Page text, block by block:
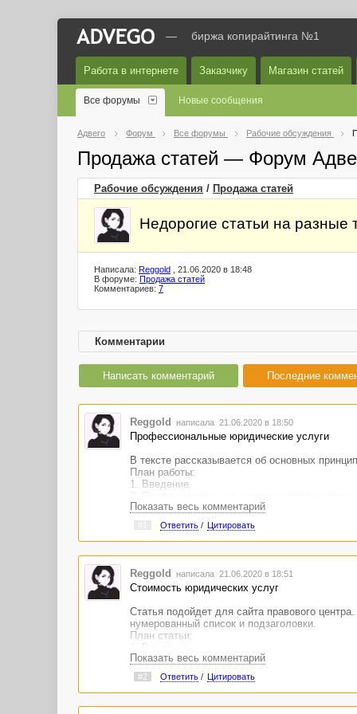
— биржа копирайтинга №1
Работа в интернете Заказчику Магазин статей
Все форумы Новые сообщения
Адвего Форум Все форумы Рабочие обсуждения
Продажа статей — Форум
Рабочие обсуждения / Продажа статей
Недорогие статьи на разные
Написала: Reggold , 21.06.2020 в 18:48
В форуме: Продажа статей
Комментариев: 7
Комментарии
Написать комментарий Последние
Reggold написала 21.06.2020 в 18:50
Профессиональные юридические услуги
В тексте рассказывается об основных
План работы:
1. Введение.
3. Юридические услуги: помощь специалистов.
4. Основные правила оказания юридических
5. Комплексные юридические услуги
Статья подойдет для сайта или блога
компанию.
https://advego.com/shop/text/p...ridicheskie-
Показать весь комментарий
Ответить/ Цитировать
Reggold написала 21.06.2020 в 18:51
Стоимость юридических услуг
Статья подойдет для сайта правового
нумерованный список и подзаголовки.
План статьи:
2. Из чего складываются цены на юридические
3. Типовой прайс юридических услуг.
4. Стоимость юридических услуг: прейскурант
В тексте упомянут столичный регион, но
населенного пункта).
Показать весь комментарий
#2 Ответить/ Цитировать